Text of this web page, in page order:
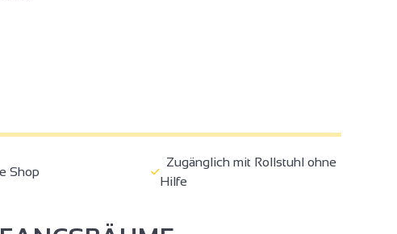
Shop
Zugänglich mit Rollstuhl ohne
Hilfe